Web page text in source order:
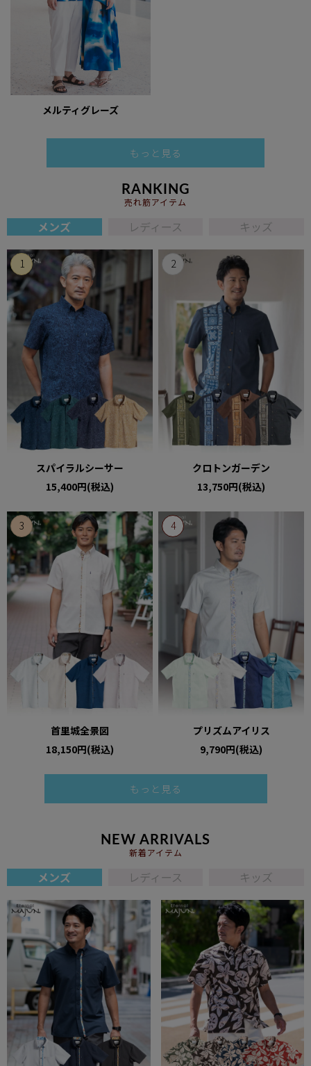
メルティグレーズ
もっと見る
RANKING
売れ筋アイテム
メンズ レディース キッズ
スパイラルシーサー
15,400円(税込)
クロトンガーデン
13,750円(税込)
首里城全景図
18,150円(税込)
プリズムアイリス
9,790円(税込)
もっと見る
NEW ARRIVALS
新着アイテム
メンズ レディース キッズ